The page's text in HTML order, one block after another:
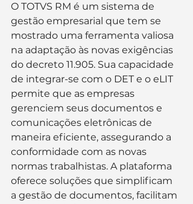
O TOTVS RM é um sistema de
gestão empresarial que tem se
mostrado uma ferramenta valiosa
na adaptação às novas exigências
do decreto 11.905. Sua capacidade
de integrar-se com o DET e o eLIT
permite que as empresas
gerenciem seus documentos e
comunicações eletrônicas de
maneira eficiente, assegurando a
conformidade com as novas
normas trabalhistas. A plataforma
oferece soluções que simplificam
a gestão de documentos, facilitam